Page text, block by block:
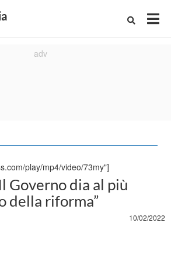
play/mp4/video/73my"]
Governo dia al più
della riforma”
10/02/2022